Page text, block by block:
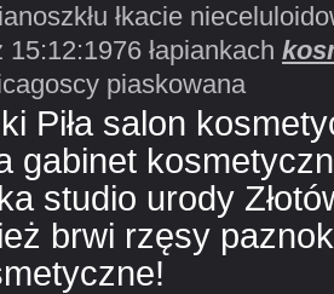
łkacie
łapiankach
piaskowana
Piła salon
gabinet
studio urody
brwi rzęsy